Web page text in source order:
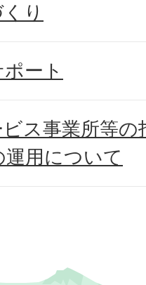
り
ート
ス事業所等
用について